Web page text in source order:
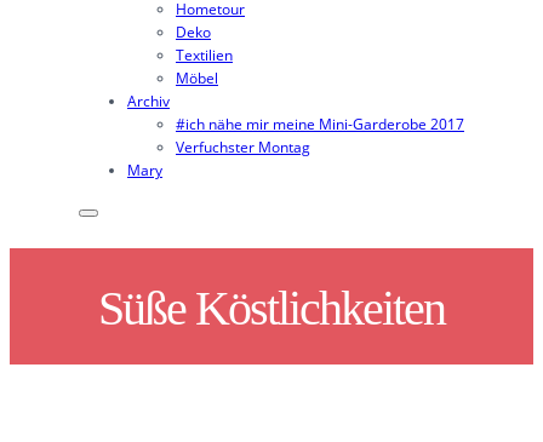
Hometour
Deko
Textilien
Möbel
Archiv
#ich nähe mir meine Mini-Garderobe 2017
Verfuchster Montag
Mary
Süße Köstlichkeiten